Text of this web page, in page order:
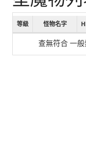
等級 怪物名字
查無符合 一